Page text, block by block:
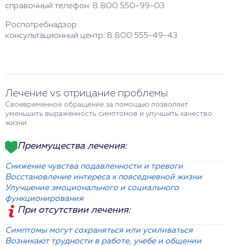
справочный телефон: 8 800 550-99-03
Роспотребнадзор
консультационный центр: 8 800 555-49-43
Лечение vs отрицание проблемы
Своевременное обращение за помощью позволяет
уменьшить выраженность симптомов и улучшить качество
жизни.
Преимущества лечения:
Снижение чувства подавленности и тревоги
Восстановление интереса к повседневной жизни
Улучшение эмоционального и социального
функционирования
При отсутствии лечения:
Симптомы могут сохраняться или усиливаться
Возникают трудности в работе, учебе и общении